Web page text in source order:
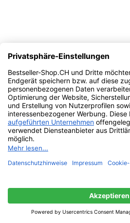
Quick view
Zur Wunschliste hinzufügen
Ausführung wählen Dieses Produkt
Die Optionen können auf der